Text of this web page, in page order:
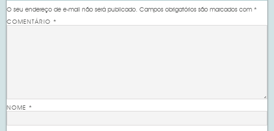
O seu endereço de e-mail não será publicado. Campos obrigatórios são marcados com*
COMENTÁRIO*
NOME*